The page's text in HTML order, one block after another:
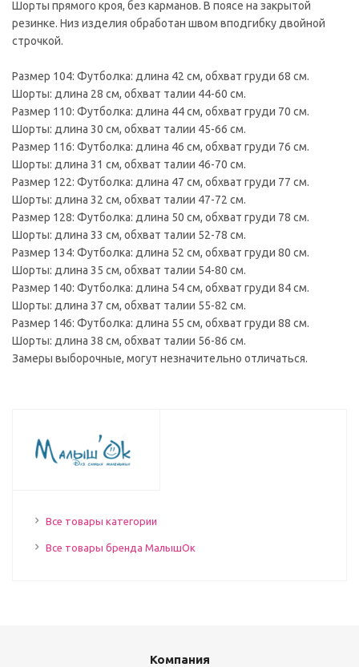
Шорты прямого кроя, без карманов. В поясе на закрытой
резинке. Низ изделия обработан швом вподгибку двойной
строчкой.
Размер 104: Футболка: длина 42 см, обхват груди 68 см.
Шорты: длина 28 см, обхват талии 44-60 см.
Размер 110: Футболка: длина 44 см, обхват груди 70 см.
Шорты: длина 30 см, обхват талии 45-66 см.
Размер 116: Футболка: длина 46 см, обхват груди 76 см.
Шорты: длина 31 см, обхват талии 46-70 см.
Размер 122: Футболка: длина 47 см, обхват груди 77 см.
Шорты: длина 32 см, обхват талии 47-72 см.
Размер 128: Футболка: длина 50 см, обхват груди 78 см.
Шорты: длина 33 см, обхват талии 52-78 см.
Размер 134: Футболка: длина 52 см, обхват груди 80 см.
Шорты: длина 35 см, обхват талии 54-80 см.
Размер 140: Футболка: длина 54 см, обхват груди 84 см.
Шорты: длина 37 см, обхват талии 55-82 см.
Размер 146: Футболка: длина 55 см, обхват груди 88 см.
Шорты: длина 38 см, обхват талии 56-86 см.
Замеры выборочные, могут незначительно отличаться.
Все товары категории
Все товары бренда МалышОк
Компания